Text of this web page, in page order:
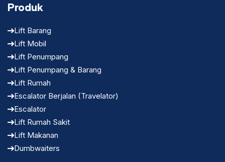
Produk
Lift Barang
Lift Mobil
Lift Penumpang
Lift Penumpang & Barang
Lift Rumah
Escalator Berjalan (Travelator)
Escalator
Lift Rumah Sakit
Lift Makanan
Dumbwaiters